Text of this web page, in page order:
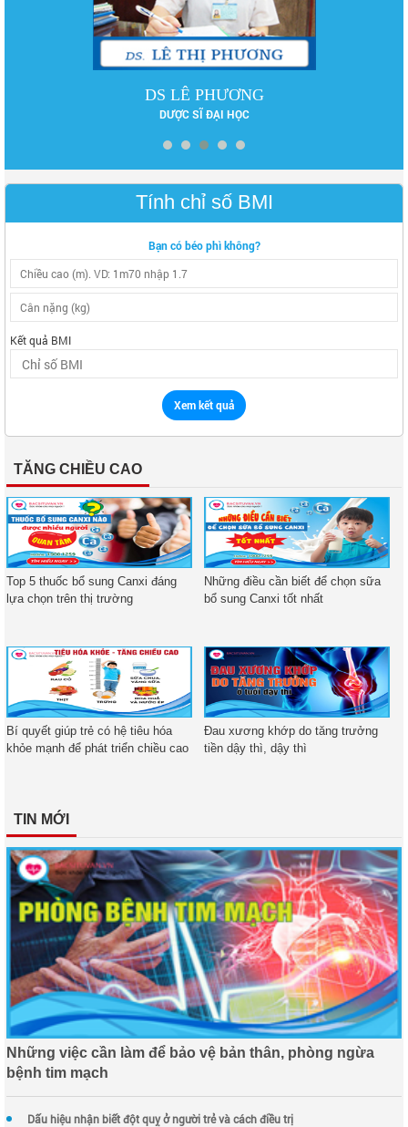
DS LÊ PHƯƠNG
DƯỢC SĨ ĐẠI HỌC
Tính chỉ số BMI
Bạn có béo phì không?
Kết quả BMI
Xem kết quả
TĂNG CHIỀU CAO
Top 5 thuốc bổ sung Canxi đáng
lựa chọn trên thị trường
Những điều cần biết để chọn sữa
bổ sung Canxi tốt nhất
Bí quyết giúp trẻ có hệ tiêu hóa
khỏe mạnh để phát triển chiều cao
Đau xương khớp do tăng trưởng
tiền dậy thì, dậy thì
TIN MỚI
Những việc cần làm để bảo vệ bản thân, phòng ngừa
bệnh tim mạch
Dấu hiệu nhận biết đột quỵ ở người trẻ và cách điều trị